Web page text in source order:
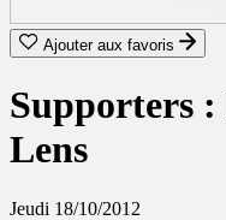
Ajouter aux favoris
Supporters :
Lens
Jeudi 18/10/2012